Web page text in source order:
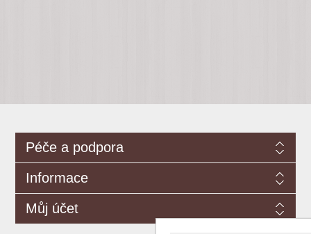
Péče a podpora
Informace
Můj účet